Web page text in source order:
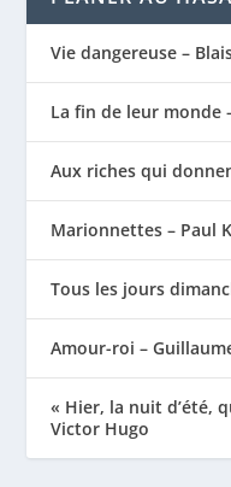
Vie dangereuse –
La fin de leur monde
Aux riches qui
Marionnettes – Paul
Tous les jours
Amour-roi –
« Hier, la nuit d’été,
Victor Hugo